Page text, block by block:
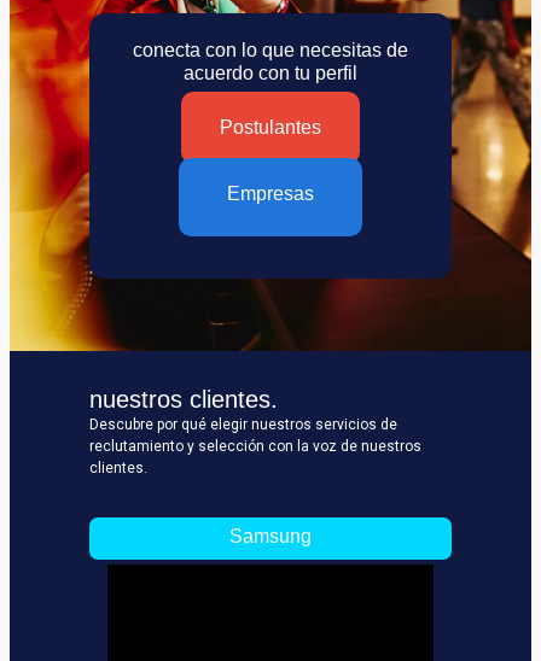
conecta con lo que necesitas de
acuerdo con tu perfil
Postulantes
Empresas
nuestros clientes.
Descubre por qué elegir nuestros servicios de
reclutamiento y selección con la voz de nuestros
clientes.
Samsung